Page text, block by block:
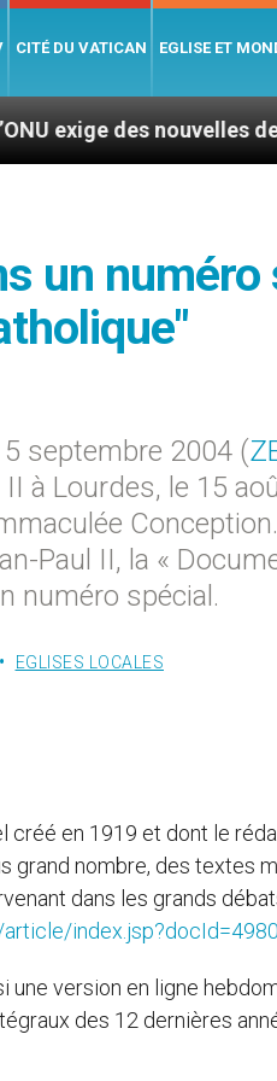
CITÉ DU VATICAN EGLISE ET
nouvelles de Mgr Mata
un numéro
septembre 2004 (
à Lourdes, le 15
Paul II, la «
numéro spécial.
EGLISES LOCALES
créé en 1919 et dont le
grand nombre, des textes
dans les grands
une version en ligne
des 12 dernières